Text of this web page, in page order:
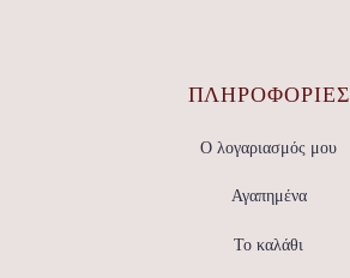
ΠΛΗΡΟΦΟΡΙΕΣ
Ο λογαριασμός μου
Αγαπημένα
Το καλάθι